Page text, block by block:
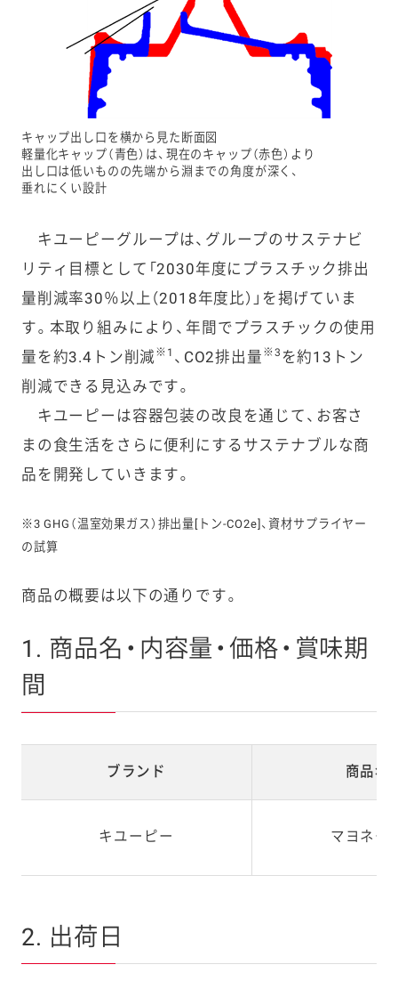
キャップ出し口を横から見た断面図
軽量化キャップ（青色）は、現在のキャップ（赤色）より
出し口は低いものの先端から淵までの角度が深く、
垂れにくい設計
キユーピーグループは、グループのサステナビ
リティ目標として「2030年度にプラスチック排出
量削減率30％以上（2018年度比）」を掲げていま
す。本取り組みにより、年間でプラスチックの使用
量を約3.4トン削減※1 、CO2排出量 ※3 を約13トン
削減できる見込みです。
キユーピーは容器包装の改良を通じて、お客さ
まの食生活をさらに便利にするサステナブルな商
品を開発していきます。
※3 GHG（温室効果ガス）排出量[トン-CO2e]、資材サプライヤー
の試算
商品の概要は以下の通りです。
1. 商品名・内容量・価格・賞味期
間
ブランド 商品名
キユーピー マヨネー
2. 出荷日